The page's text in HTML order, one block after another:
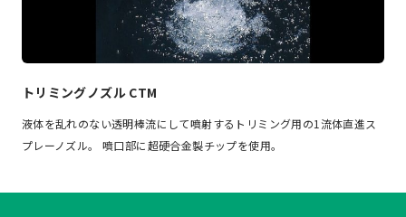
トリミングノズル CTM
液体を乱れのない透明棒流にして噴射するトリミング用の1流体直進ス
プレーノズル。 噴口部に超硬合金製チップを使用。